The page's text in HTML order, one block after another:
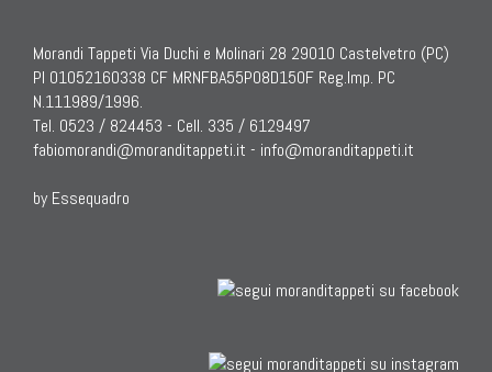
Morandi Tappeti Via Duchi e Molinari 28 29010 Castelvetro (PC)
PI 01052160338 CF MRNFBA55P08D150F Reg.Imp. PC
N.111989/1996.
Tel. 0523 / 824453 - Cell. 335 / 6129497
fabiomorandi@moranditappeti.it - info@moranditappeti.it
by Essequadro